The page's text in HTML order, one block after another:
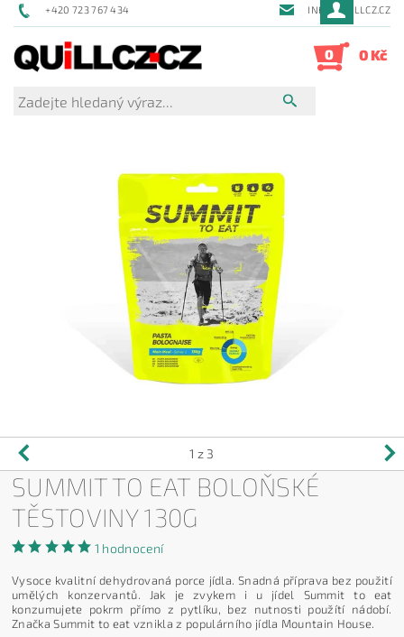
+420 723 767 434 INFO@QUILLCZ.CZ
0 0 Kč
1 z 3
SUMMIT TO EAT BOLOŇSKÉ
TĚSTOVINY 130G
1 hodnocení
Vysoce kvalitní dehydrovaná porce jídla. Snadná příprava bez použití
umělých konzervantů. Jak je zvykem i u jídel Summit to eat
konzumujete pokrm přímo z pytlíku, bez nutnosti použítí nádobí.
Značka Summit to eat vznikla z populárního jídla Mountain House.